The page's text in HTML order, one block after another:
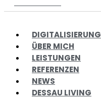
DIGITALISIERUNG
ÜBER MICH
LEISTUNGEN
REFERENZEN
NEWS
DESSAU LIVING